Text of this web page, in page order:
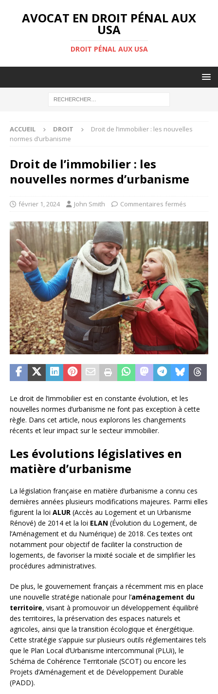
AVOCAT EN DROIT PÉNAL AUX
USA
DROIT PÉNAL AUX USA
ACCUEIL DROIT
Droit de l’immobilier : les nouvelles
normes d’urbanisme
Droit de l’immobilier : les
nouvelles normes d’urbanisme
février 1, 2024 John Smith Commentaires fermés
Le droit de l’immobilier est en constante évolution, et les
nouvelles normes d’urbanisme ne font pas exception à cette
règle. Dans cet article, nous explorons les changements
récents et leur impact sur le secteur immobilier.
Les évolutions législatives en
matière d’urbanisme
La législation française en matière d’urbanisme a connu ces
dernières années plusieurs modifications majeures. Parmi elles
figurent la loi ALUR (Accès au Logement et un Urbanisme
Rénové) de 2014 et la loi ELAN (Évolution du Logement, de
l’Aménagement et du Numérique) de 2018. Ces textes ont
notamment pour objectif de faciliter la construction de
logements, de favoriser la mixité sociale et de simplifier les
procédures administratives.
De plus, le gouvernement français a récemment mis en place
une nouvelle stratégie nationale pour l’aménagement du
territoire, visant à promouvoir un développement équilibré
des territoires, la préservation des espaces naturels et
agricoles, ainsi que la transition écologique et énergétique.
Cette stratégie s’appuie sur plusieurs outils réglementaires tels
que le Plan Local d’Urbanisme intercommunal (PLUi), le
Schéma de Cohérence Territoriale (SCOT) ou encore les
Projets d’Aménagement et de Développement Durable
(PADD).